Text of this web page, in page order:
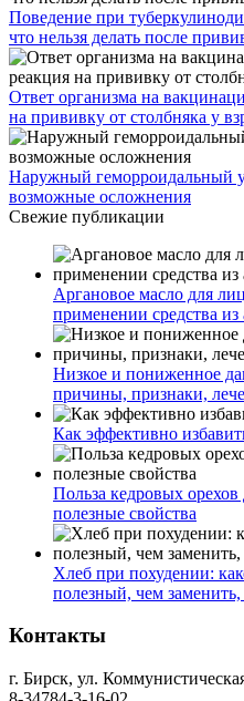
Поведение при
что нельзя делать после
Ответ организма на
на прививку от столбняка у
Наружный геморроидальный
возможные осложнения
Свежие публикации
Аргановое масло для
применении средства из
Низкое и пониженное
причины, признаки,
Как эффективно
Польза кедровых
полезные свойства
Хлеб при похудении:
полезный, чем
Контакты
г. Бирск, ул.